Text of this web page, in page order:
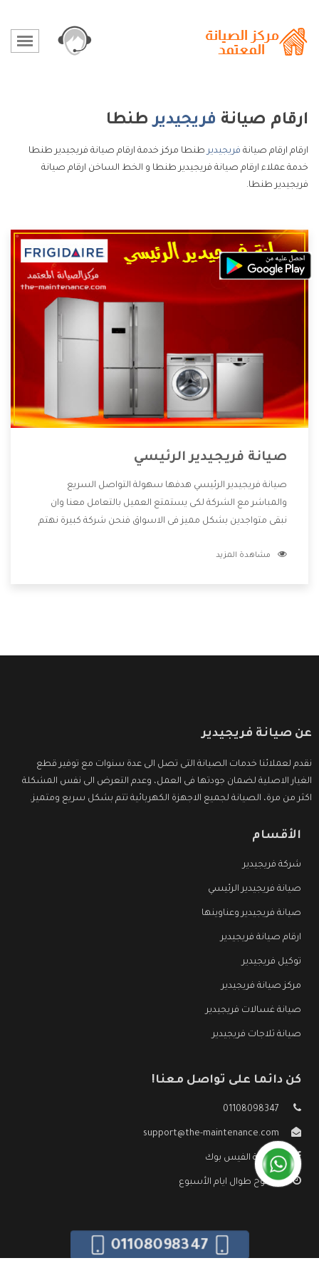
ارقام صيانة فريجيديرطنطا
ارقام ارقام صيانة فريجيدير طنطا مركز خدمة ارقام صيانة فريجيدير طنطا
خدمة عملاء ارقام صيانة فريجيدير طنطا و الخط الساخن ارقام صيانة
فريجيدير طنطا.
صيانة فريجيدير الرئيسي
صيانة فريجيدير الرئيسي هدفها سهولة التواصل السريع
والمباشر مع الشركة لكى يستمتع العميل بالتعامل معنا وان
نبقى متواجدين بشكل مميز فى الاسواق فنحن شركة كبيرة نهتم
الشركة بها والتى تكون منها خدمة الصيانة التى تكون من أهم
مشاهدة المزيد
عن صيانة فريجيدير
نقدم لعملائنا خدمات الصيانة التى تصل الى عدة سنوات مع توفير قطع
الغيار الاصلية لضمان جودتها فى العمل، وعدم التعرض الى نفس المشكلة
اكثر من مرة، الصيانة لجميع الاجهزة الكهربائية تتم بشكل سريع ومتميز.
الأقسام
شركة فريجيدير
صيانة فريجيدير الرئيسي
صيانة فريجيدير وعناوينها
ارقام صيانة فريجيدير
توكيل فريجيدير
مركز صيانة فريجيدير
صيانة غسالات فريجيدير
صيانة ثلاجات فريجيدير
كن دائما على تواصل معنا!
01108098347
support@the-maintenance.com
صفحة الفيس بوك
مفتوح طوال ايام الأسبوع
01108098347